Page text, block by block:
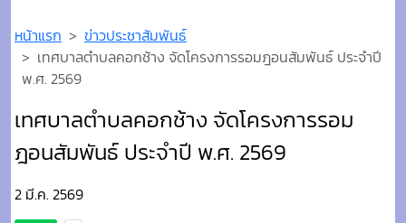
หน้าแรก
ข่าวประชาสัมพันธ์
เทศบาลตำบลคอกช้าง จัดโครงการรอมฎอนสัมพันธ์ ประจำปี
พ.ศ. 2569
เทศบาลตำบลคอกช้าง จัดโครงการรอม
ฎอนสัมพันธ์ ประจำปี พ.ศ. 2569
2 มี.ค. 2569